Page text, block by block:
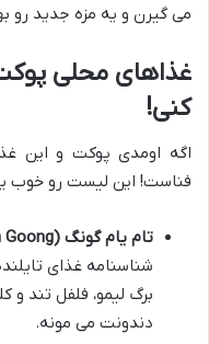
می گیرن و یه مزه جدید
غذاهای محلی
کنی!
اگه اومدی پوکت و این
فناست! این لیست رو خوب
تام یام گونگ (Tom Yam Goong):
شناسنامه غذای
برگ لیمو، فلفل تند
دندونت می مونه.